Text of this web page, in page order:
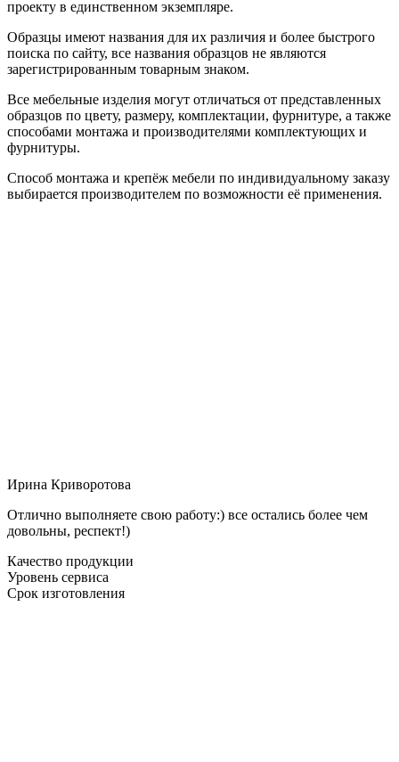
проекту в единственном экземпляре.
Образцы имеют названия для их различия и более быстрого
поиска по сайту, все названия образцов не являются
зарегистрированным товарным знаком.
Все мебельные изделия могут отличаться от представленных
образцов по цвету, размеру, комплектации, фурнитуре, а также
способами монтажа и производителями комплектующих и
фурнитуры.
Способ монтажа и крепёж мебели по индивидуальному заказу
выбирается производителем по возможности её применения.
Ирина Криворотова
Отлично выполняете свою работу:) все остались более чем
довольны, респект!)
Качество продукции
Уровень сервиса
Срок изготовления